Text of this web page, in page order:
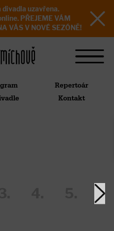
divadla uzavřena.
PŘEJEME VÁM
VÁS V NOVÉ SEZÓNĚ!
Repertoár
Kontakt
6.